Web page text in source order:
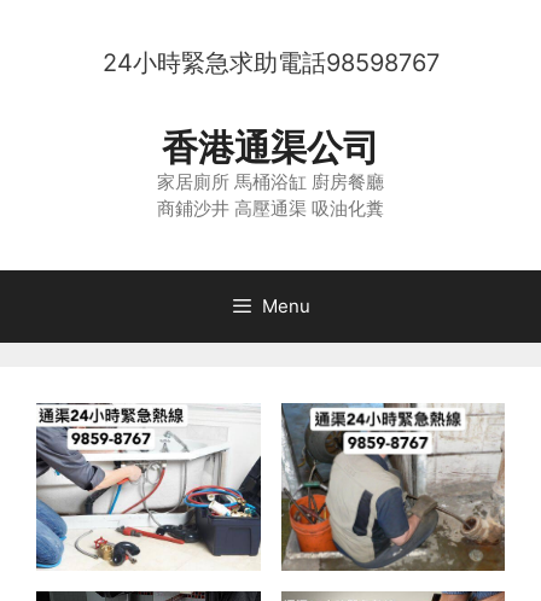
24小時緊急求助電話98598767
香港通渠公司
家居廁所 馬桶浴缸 廚房餐廳
商鋪沙井 高壓通渠 吸油化糞
Menu